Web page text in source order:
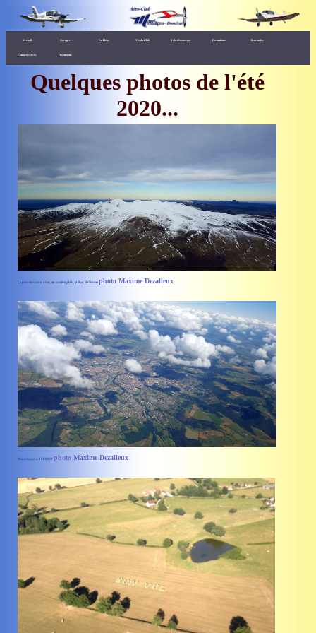
Accueil Aerogest La Flotte Vie du Club Vols découverte Formations liens utiles
Contacts/Accès Documents
Quelques photos de l'été
2020...
Le puy de sancy avec, en arrière plan, le Puy de Domephoto Maxime Dezalleux
Montluçon à 10000Ft photo Maxime Dezalleux